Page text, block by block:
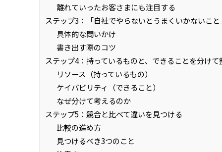
離れていったお客さまにも注目する
ステップ3：「自社でやらないとうまくいかないこ
具体的な問いかけ
書き出す際のコツ
ステップ4：持っているものと、できることを分けて
リソース（持っているもの）
ケイパビリティ（できること）
なぜ分けて考えるのか
ステップ5：競合と比べて違いを見つける
比較の進め方
見つけるべき3つのこと